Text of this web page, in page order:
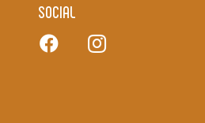
SOCIAL